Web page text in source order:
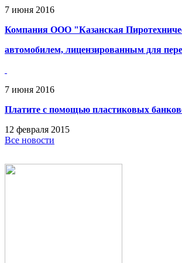
7 июня 2016
Компания ООО "Казанская
автомобилем, лицензированным для
7 июня 2016
Платите с помощью пластиковых
12 февраля 2015
Все новости